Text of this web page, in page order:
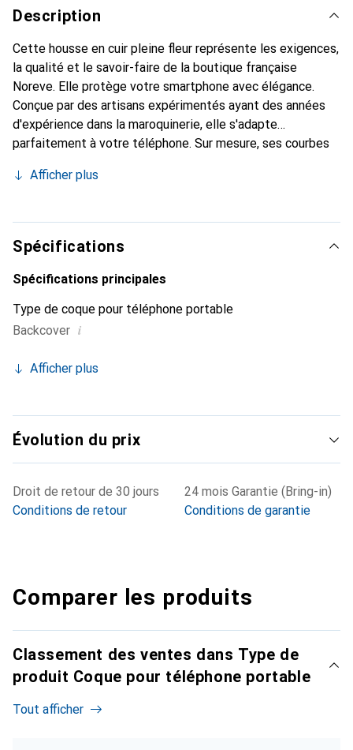
Description
Cette housse en cuir pleine fleur représente les exigences,
la qualité et le savoir-faire de la boutique française
Noreve. Elle protège votre smartphone avec élégance.
Conçue par des artisans expérimentés ayant des années
d'expérience dans la maroquinerie, elle s'adapte
parfaitement à votre téléphone. Sur mesure, ses courbes
l'accessoire chic et indispensable pour votre smartphone.
ses produits de haute qualité et constitue un choix fiable
pour une clientèle exigeante.
Afficher plus
Spécifications
Spécifications principales
Type de coque pour téléphone portable
Backcover i
Afficher plus
Évolution du prix
Droit de retour de 30 jours
Conditions de retour
24 mois Garantie (Bring-in)
Conditions de garantie
Comparer les produits
Classement des ventes dans Type de
produit Coque pour téléphone portable
Tout afficher